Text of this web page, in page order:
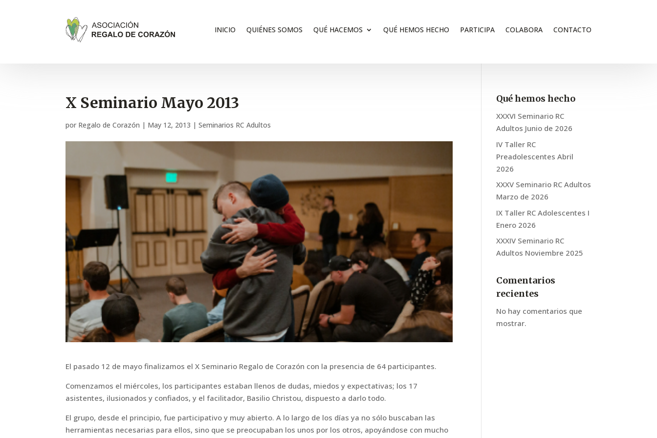
INICIO QUIÉNES SOMOS QUÉ HACEMOS QUÉ HEMOS HECHO PARTICIPA COLABORA CONTACTO
X Seminario Mayo 2013
por Regalo de Corazón | May 12, 2013 |Seminarios RC Adultos
El pasado 12 de mayo finalizamos el X Seminario Regalo de Corazón con la presencia de 64 participantes.
Comenzamos el miércoles, los participantes estaban llenos de dudas, miedos y expectativas; los 17
asistentes, ilusionados y confiados, y el facilitador, Basilio Christou, dispuesto a darlo todo.
El grupo, desde el principio, fue participativo y muy abierto. A lo largo de los días ya no sólo buscaban las
herramientas necesarias para ellos, sino que se preocupaban los unos por los otros, apoyándose con mucho
Qué hemos hecho
XXXVI Seminario RC
Adultos Junio de 2026
IV Taller RC
Preadolescentes Abril
2026
XXXV Seminario RC Adultos
Marzo de 2026
IX Taller RC Adolescentes I
Enero 2026
XXXIV Seminario RC
Adultos Noviembre 2025
Comentarios
recientes
No hay comentarios que
mostrar.